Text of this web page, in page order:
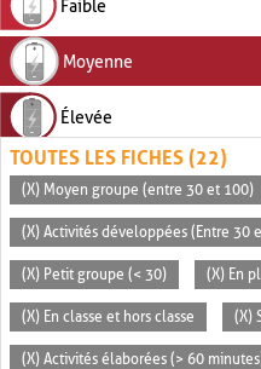
Faible
Moyenne
Élevée
TOUTES LES FICHES (22)
(X) Moyen groupe (entre 30 et 100)
(X) Activités développées (Entre 30
(X) Petit groupe (< 30) (X) En
(X) En classe et hors classe (X)
(X) Activités élaborées (> 60